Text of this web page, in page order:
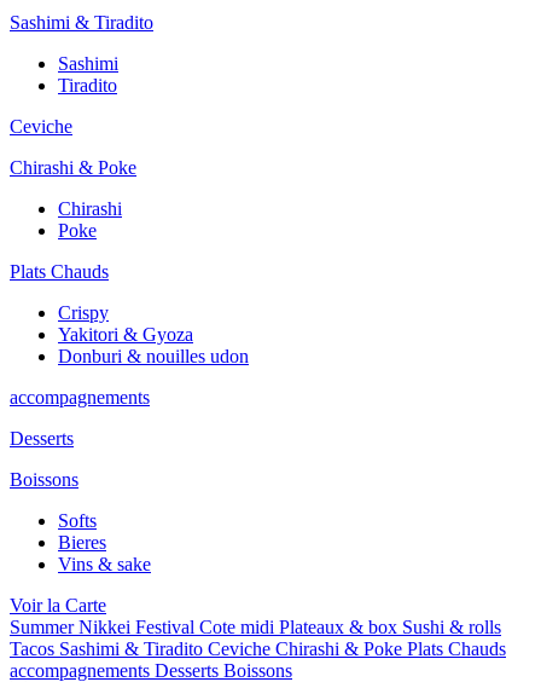
Sashimi & Tiradito
Sashimi
Tiradito
Ceviche
Chirashi & Poke
Chirashi
Poke
Plats Chauds
Crispy
Yakitori & Gyoza
Donburi & nouilles udon
accompagnements
Desserts
Boissons
Softs
Bieres
Vins & sake
Voir la Carte
Summer Nikkei Festival Cote midi Plateaux & box Sushi & rolls
Tacos Sashimi & Tiradito Ceviche Chirashi & Poke Plats Chauds
accompagnements Desserts Boissons